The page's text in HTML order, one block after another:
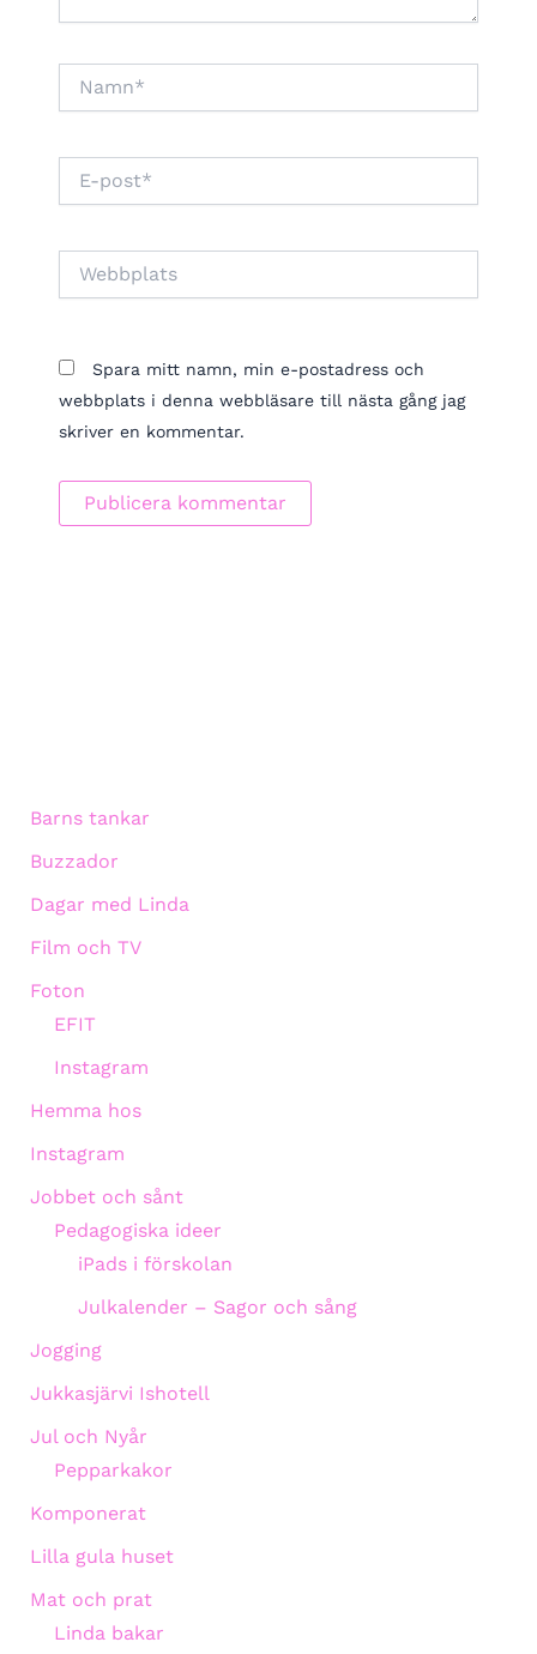
post*
Spara mitt namn, min e-postadress och
webbplats i denna webbläsare till nästa gång jag
skriver en kommentar.
Barns tankar
Buzzador
Dagar med Linda
Film och TV
Foton
EFIT
Instagram
Hemma hos
Instagram
Jobbet och sånt
Pedagogiska ideer
iPads i förskolan
Julkalender – Sagor och sång
Jogging
Jukkasjärvi Ishotell
Jul och Nyår
Pepparkakor
Komponerat
Lilla gula huset
Mat och prat
Linda bakar